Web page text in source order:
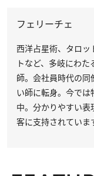
フェリーチェ
西洋占星術、タロッ
トなど、多岐にわ
師。会社員時代の同
い師に転身。今で
中。分かりやすい
客に支持されていま